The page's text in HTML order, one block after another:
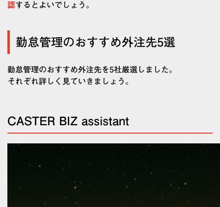
認するとよいでしょう。
勤怠管理のおすすめ外注先5選
勤怠管理のおすすめ外注先を5社厳選しました。
それぞれ詳しく見ていきましょう。
CASTER BIZ assistant